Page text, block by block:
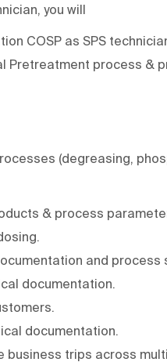
you will
COSP as SPS
Pretreatment process &
(degreasing,
& process
and process
documentation.
documentation.
business trips across